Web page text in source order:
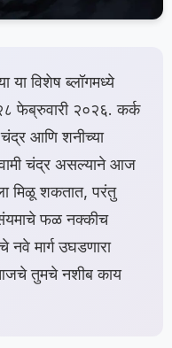
या विशेष ब्लॉगमध्ये
फेब्रुवारी २०२६. कर्क
आणि शनीच्या
चंद्र असल्याने आज
मिळू शकतात, परंतु
फळ नक्कीच
नवे मार्ग उघडणारा
तुमचे नशीब काय